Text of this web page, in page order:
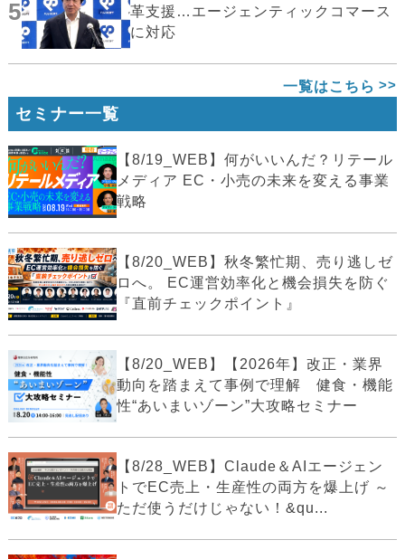
5
革支援…エージェンティックコマース
に対応
一覧はこちら
セミナー一覧
【8/19_WEB】何がいいんだ？リテール
メディア EC・小売の未来を変える事業
戦略
【8/20_WEB】秋冬繁忙期、売り逃しゼ
ロへ。 EC運営効率化と機会損失を防ぐ
『直前チェックポイント』
【8/20_WEB】【2026年】改正・業界
動向を踏まえて事例で理解 健食・機能
性“あいまいゾーン”大攻略セミナー
【8/28_WEB】Claude＆AIエージェン
トでEC売上・生産性の両方を爆上げ ～
ただ使うだけじゃない！&qu...